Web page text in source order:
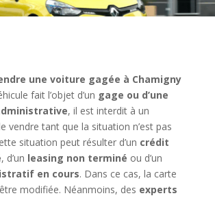
une voiture gagée à Chamigny
fait l’objet d’un gage ou d’une
, il est interdit à un
vendre tant que la situation n’est pas
situation peut résulter d’un crédit
, d’un leasing non terminé ou d’un
en cours. Dans ce cas, la carte
modifiée. Néanmoins, des experts